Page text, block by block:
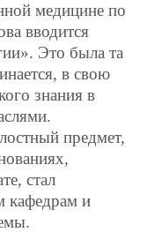
медицине по
вводится
Это была та
в свою
знания в
предмет,
стал
кафедрам и